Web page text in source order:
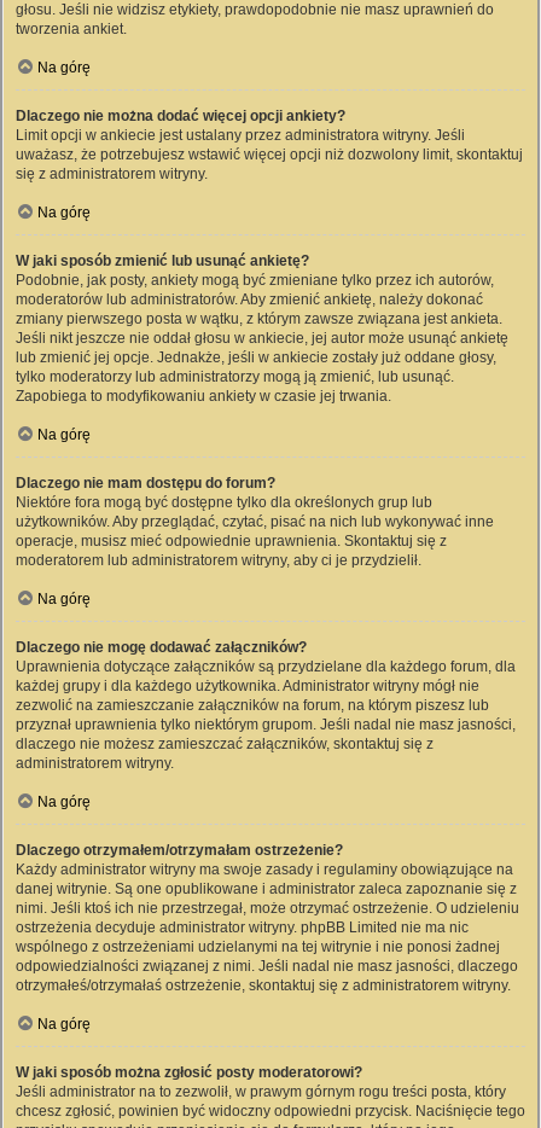
głosu. Jeśli nie widzisz etykiety, prawdopodobnie nie masz uprawnień do
tworzenia ankiet.
Na górę
Dlaczego nie można dodać więcej opcji ankiety?
Limit opcji w ankiecie jest ustalany przez administratora witryny. Jeśli
uważasz, że potrzebujesz wstawić więcej opcji niż dozwolony limit, skontaktuj
się z administratorem witryny.
Na górę
W jaki sposób zmienić lub usunąć ankietę?
Podobnie, jak posty, ankiety mogą być zmieniane tylko przez ich autorów,
moderatorów lub administratorów. Aby zmienić ankietę, należy dokonać
zmiany pierwszego posta w wątku, z którym zawsze związana jest ankieta.
Jeśli nikt jeszcze nie oddał głosu w ankiecie, jej autor może usunąć ankietę
lub zmienić jej opcje. Jednakże, jeśli w ankiecie zostały już oddane głosy,
tylko moderatorzy lub administratorzy mogą ją zmienić, lub usunąć.
Zapobiega to modyfikowaniu ankiety w czasie jej trwania.
Na górę
Dlaczego nie mam dostępu do forum?
Niektóre fora mogą być dostępne tylko dla określonych grup lub
użytkowników. Aby przeglądać, czytać, pisać na nich lub wykonywać inne
operacje, musisz mieć odpowiednie uprawnienia. Skontaktuj się z
moderatorem lub administratorem witryny, aby ci je przydzielił.
Na górę
Dlaczego nie mogę dodawać załączników?
Uprawnienia dotyczące załączników są przydzielane dla każdego forum, dla
każdej grupy i dla każdego użytkownika. Administrator witryny mógł nie
zezwolić na zamieszczanie załączników na forum, na którym piszesz lub
przyznał uprawnienia tylko niektórym grupom. Jeśli nadal nie masz jasności,
dlaczego nie możesz zamieszczać załączników, skontaktuj się z
administratorem witryny.
Na górę
Dlaczego otrzymałem/otrzymałam ostrzeżenie?
Każdy administrator witryny ma swoje zasady i regulaminy obowiązujące na
danej witrynie. Są one opublikowane i administrator zaleca zapoznanie się z
nimi. Jeśli ktoś ich nie przestrzegał, może otrzymać ostrzeżenie. O udzieleniu
ostrzeżenia decyduje administrator witryny. phpBB Limited nie ma nic
wspólnego z ostrzeżeniami udzielanymi na tej witrynie i nie ponosi żadnej
odpowiedzialności związanej z nimi. Jeśli nadal nie masz jasności, dlaczego
otrzymałeś/otrzymałaś ostrzeżenie, skontaktuj się z administratorem witryny.
Na górę
W jaki sposób można zgłosić posty moderatorowi?
Jeśli administrator na to zezwolił, w prawym górnym rogu treści posta, który
chcesz zgłosić, powinien być widoczny odpowiedni przycisk. Naciśnięcie tego